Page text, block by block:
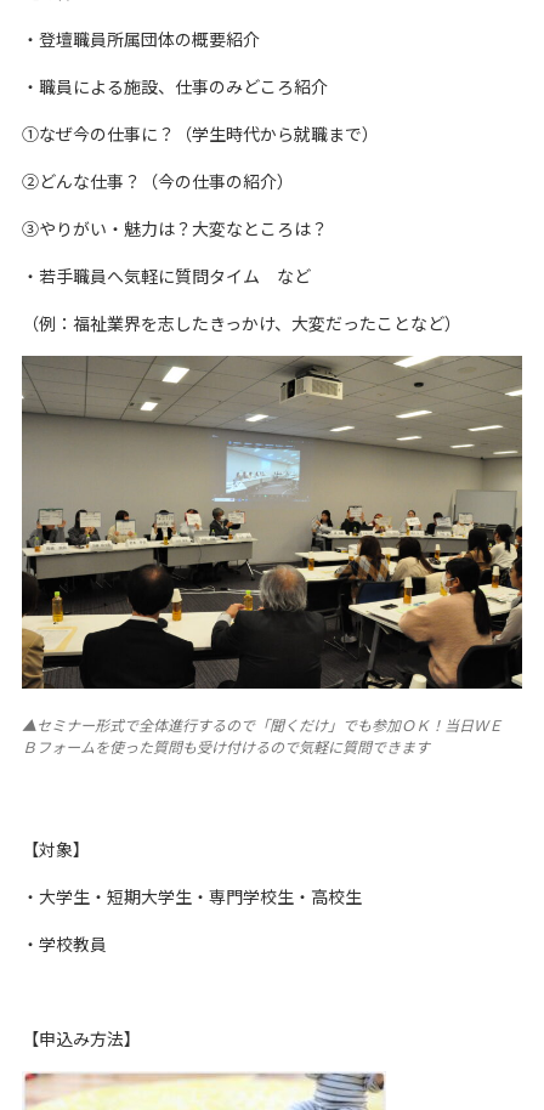
・登壇職員所属団体の概要紹介
・職員による施設、仕事のみどころ紹介
①なぜ今の仕事に？（学生時代から就職まで）
②どんな仕事？（今の仕事の紹介）
③やりがい・魅力は？大変なところは？
・若手職員へ気軽に質問タイム など
（例：福祉業界を志したきっかけ、大変だったことなど）
▲セミナー形式で全体進行するので「聞くだけ」でも参加ＯＫ！当日ＷＥ
Ｂフォームを使った質問も受け付けるので気軽に質問できます
【対象】
・大学生・短期大学生・専門学校生・高校生
・学校教員
【申込み方法】